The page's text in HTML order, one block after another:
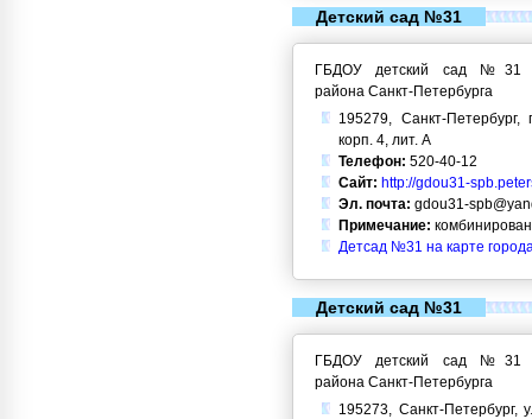
Детский сад №31
ГБДОУ детский сад №31
района Санкт-Петербурга
195279, Санкт-
корп. 4, лит. А
Телефон: 520-40-12
Сайт: http://gdou31-
Эл. почта: gdou31-
Примечание:
Детсад №31 на карте
Детский сад №31
ГБДОУ детский сад №31
района Санкт-Петербурга
195273, Санкт-Петербург,